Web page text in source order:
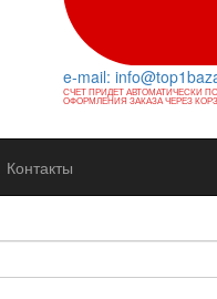
e-mail:
СЧЕТ ПРИДЕТ АВТОМАТИЧЕСКИ
ОФОРМЛЕНИЯ ЗАКАЗА ЧЕРЕЗ
Контакты